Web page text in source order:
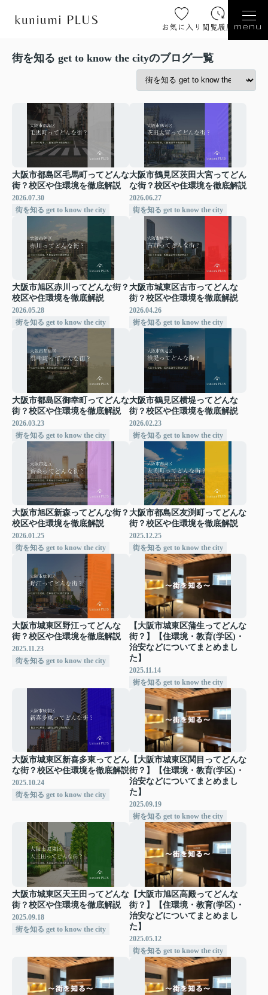
お気に入り 閲覧履歴 menu
街を知る get to know the cityのブログ一覧
大阪市都島区毛馬町ってどんな
街？校区や住環境を徹底解説
2026.07.30
街を知る get to know the city
大阪市鶴見区茨田大宮ってどん
な街？校区や住環境を徹底解説
2026.06.27
街を知る get to know the city
大阪市旭区赤川ってどんな街？
校区や住環境を徹底解説
2026.05.28
街を知る get to know the city
大阪市城東区古市ってどんな
街？校区や住環境を徹底解説
2026.04.26
街を知る get to know the city
大阪市都島区御幸町ってどんな
街？校区や住環境を徹底解説
2026.03.23
街を知る get to know the city
大阪市鶴見区横堤ってどんな
街？校区や住環境を徹底解説
2026.02.23
街を知る get to know the city
大阪市旭区新森ってどんな街？
校区や住環境を徹底解説
2026.01.25
街を知る get to know the city
大阪市都島区友渕町ってどんな
街？校区や住環境を徹底解説
2025.12.25
街を知る get to know the city
大阪市城東区野江ってどんな
街？校区や住環境を徹底解説
2025.11.23
街を知る get to know the city
【大阪市城東区蒲生ってどんな
街？】【住環境・教育(学区)・
治安などについてまとめまし
た】
2025.11.14
街を知る get to know the city
大阪市城東区新喜多東ってどん
な街？校区や住環境を徹底解説
2025.10.24
街を知る get to know the city
【大阪市城東区関目ってどんな
街？】【住環境・教育(学区)・
治安などについてまとめまし
た】
2025.09.19
街を知る get to know the city
大阪市城東区天王田ってどんな
街？校区や住環境を徹底解説
2025.09.18
街を知る get to know the city
【大阪市旭区高殿ってどんな
街？】【住環境・教育(学区)・
治安などについてまとめまし
た】
2025.05.12
街を知る get to know the city